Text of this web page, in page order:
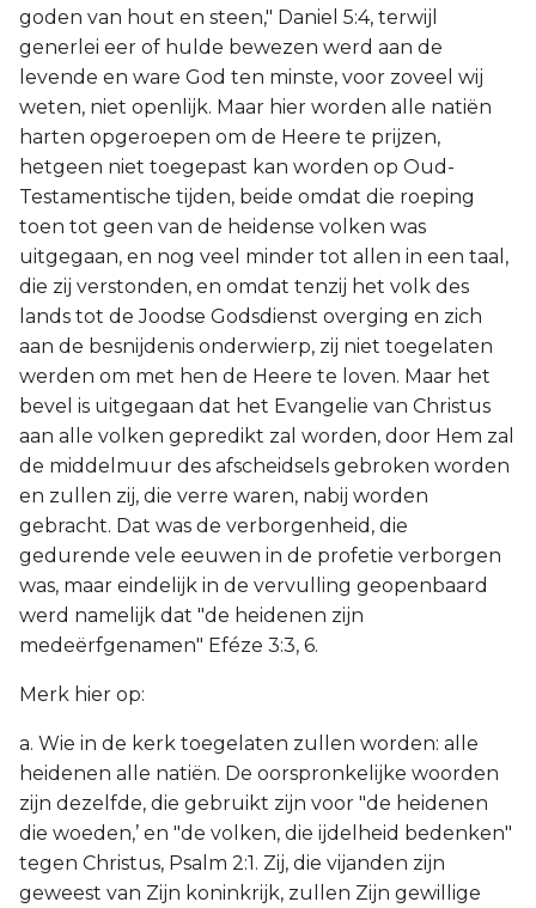
goden van hout en steen," Daniel 5:4, terwijl
generlei eer of hulde bewezen werd aan de
levende en ware God ten minste, voor zoveel wij
weten, niet openlijk. Maar hier worden alle natiën
harten opgeroepen om de Heere te prijzen,
hetgeen niet toegepast kan worden op Oud-
Testamentische tijden, beide omdat die roeping
toen tot geen van de heidense volken was
uitgegaan, en nog veel minder tot allen in een taal,
die zij verstonden, en omdat tenzij het volk des
lands tot de Joodse Godsdienst overging en zich
aan de besnijdenis onderwierp, zij niet toegelaten
werden om met hen de Heere te loven. Maar het
bevel is uitgegaan dat het Evangelie van Christus
aan alle volken gepredikt zal worden, door Hem zal
de middelmuur des afscheidsels gebroken worden
en zullen zij, die verre waren, nabij worden
gebracht. Dat was de verborgenheid, die
gedurende vele eeuwen in de profetie verborgen
was, maar eindelijk in de vervulling geopenbaard
werd namelijk dat "de heidenen zijn
medeërfgenamen" Eféze 3:3, 6.
Merk hier op:
a. Wie in de kerk toegelaten zullen worden: alle
heidenen alle natiën. De oorspronkelijke woorden
zijn dezelfde, die gebruikt zijn voor "de heidenen
die woeden,’ en "de volken, die ijdelheid bedenken"
tegen Christus, Psalm 2:1. Zij, die vijanden zijn
geweest van Zijn koninkrijk, zullen Zijn gewillige